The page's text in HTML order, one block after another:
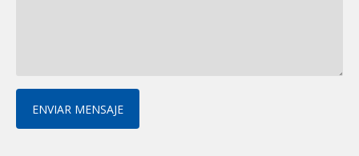
ENVIAR MENSAJE